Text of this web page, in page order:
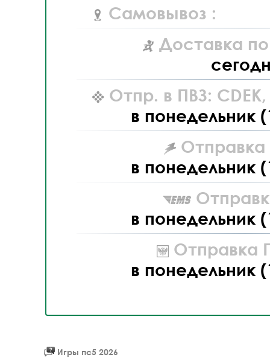
Самовывоз :
Доставка
Отпр. в ПВЗ: CDEK,
в понедельник
Отправка
в понедельник
в понедельник
Отправка
в понедельник
Игры пс5 2026